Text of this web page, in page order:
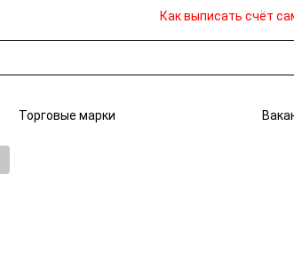
Как выписать счёт
Торговые марки